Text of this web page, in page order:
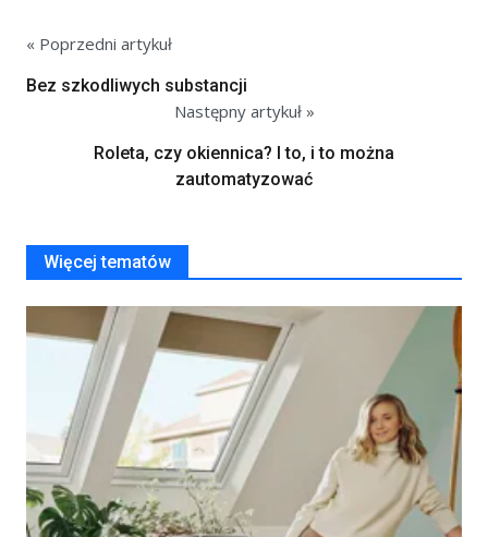
« Poprzedni artykuł
Bez szkodliwych substancji
Następny artykuł »
Roleta, czy okiennica? I to, i to można
zautomatyzować
Więcej tematów